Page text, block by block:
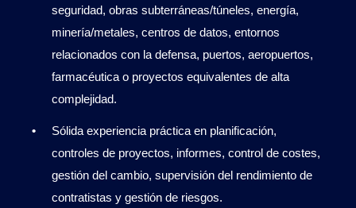
seguridad, obras subterráneas/túneles, energía,
minería/metales, centros de datos, entornos
relacionados con la defensa, puertos, aeropuertos,
farmacéutica o proyectos equivalentes de alta
complejidad.
Sólida experiencia práctica en planificación,
controles de proyectos, informes, control de costes,
gestión del cambio, supervisión del rendimiento de
contratistas y gestión de riesgos.